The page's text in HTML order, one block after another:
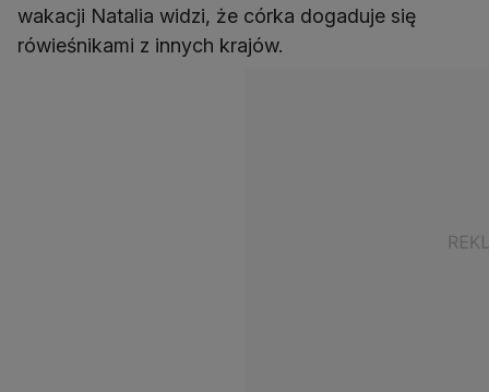
wakacji Natalia widzi, że córka dogaduje się
rówieśnikami z innych krajów.